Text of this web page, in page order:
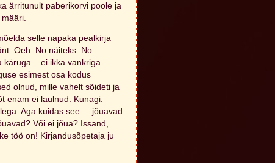
ärritunult paberikorvi poole ja
selle napaka pealkirja
Oeh. No näiteks. No.
käruga... ei ikka vankriga...
esimest osa kodus
olnud, mille vahelt sõideti ja
enam ei laulnud. Kunagi.
Aga kuidas see ... jõuavad
Või ei jõua? Issand,
töö on! Kirjandusõpetaja ju